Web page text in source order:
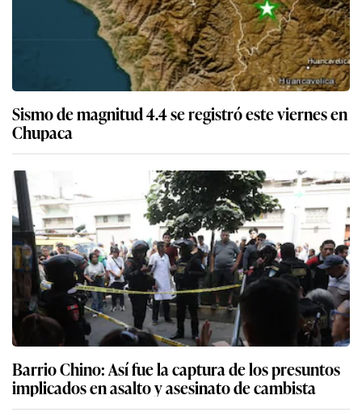
Sismo de magnitud 4.4 se registró este viernes en
Chupaca
Barrio Chino: Así fue la captura de los presuntos
implicados en asalto y asesinato de cambista